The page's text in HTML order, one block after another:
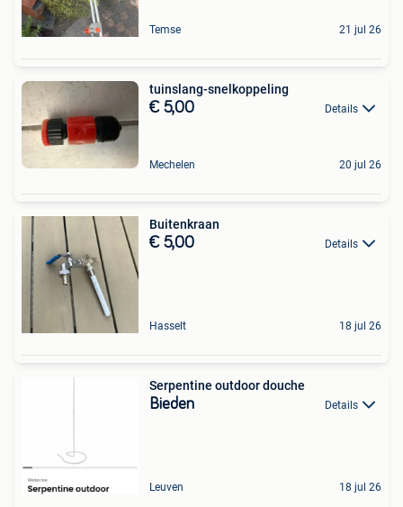
Temse 21 jul 26
tuinslang-snelkoppeling
€ 5,00 Details
Mechelen 20 jul 26
Buitenkraan
€ 5,00 Details
Hasselt 18 jul 26
Serpentine outdoor douche
Bieden Details
Leuven 18 jul 26